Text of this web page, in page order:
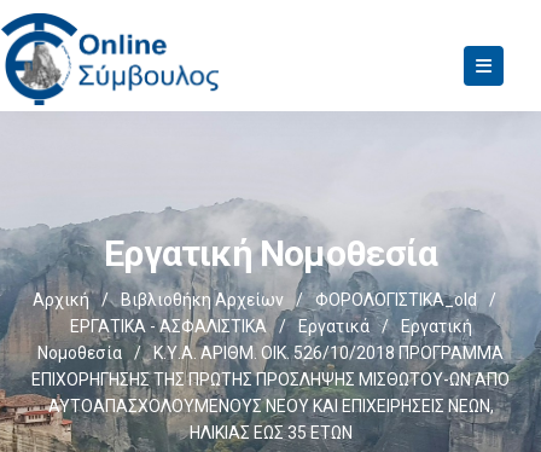
Εργατική Νομοθεσία
Αρχική / Βιβλιοθήκη Αρχείων / ΦΟΡΟΛΟΓΙΣΤΙΚΑ_old
/
ΕΡΓΑΤΙΚΑ - ΑΣΦΑΛΙΣΤΙΚΑ
/ Εργατικά /
Εργατική
Νομοθεσία
/
Κ.Υ.Α. ΑΡΙΘΜ. ΟΙΚ. 526/10/2018 ΠΡΟΓΡΑΜΜΑ
ΕΠΙΧΟΡΗΓΗΣΗΣ ΤΗΣ ΠΡΩΤΗΣ ΠΡΟΣΛΗΨΗΣ ΜΙΣΘΩΤΟΥ-ΩΝ ΑΠΟ
ΑΥΤΟΑΠΑΣΧΟΛΟΥΜΕΝΟΥΣ ΝΕΟΥ ΚΑΙ ΕΠΙΧΕΙΡΗΣΕΙΣ ΝΕΩΝ,
ΗΛΙΚΙΑΣ ΕΩΣ 35 ΕΤΩΝ